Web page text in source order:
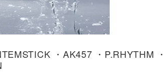
・AK457 ・P.RHYTHM ・